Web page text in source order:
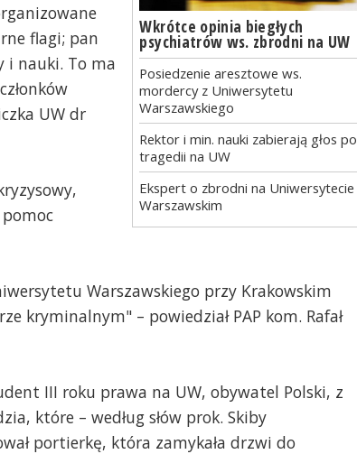
Wkrótce opinia biegłych
psychiatrów ws. zbrodni na UW
Posiedzenie aresztowe ws.
mordercy z Uniwersytetu
Warszawskiego
Rektor i min. nauki zabierają głos po
tragedii na UW
Ekspert o zbrodni na Uniwersytecie
Warszawskim
flagi; pan
i nauki. To ma
UW dr
Warszawskiego przy Krakowskim
kryminalnym" – powiedział PAP kom. Rafał
III roku prawa na UW, obywatel Polski, z
które – według słów prok. Skiby
portierkę, która zamykała drzwi do